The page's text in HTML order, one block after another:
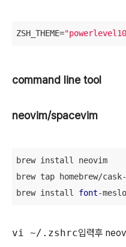
ZSH_THEME=
command line tool
neovim/spacevim
brew install neovim
brew tap homebrew/
brew install font-
vi ~/.zshrc입력후